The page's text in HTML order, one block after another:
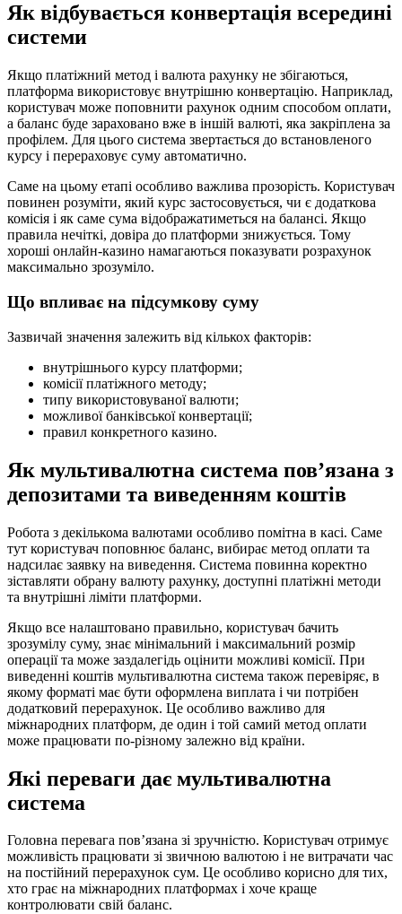
Як відбувається конвертація всередині
системи
Якщо платіжний метод і валюта рахунку не збігаються,
платформа використовує внутрішню конвертацію. Наприклад,
користувач може поповнити рахунок одним способом оплати,
а баланс буде зараховано вже в іншій валюті, яка закріплена за
профілем. Для цього система звертається до встановленого
курсу і перераховує суму автоматично.
Саме на цьому етапі особливо важлива прозорість. Користувач
повинен розуміти, який курс застосовується, чи є додаткова
комісія і як саме сума відображатиметься на балансі. Якщо
правила нечіткі, довіра до платформи знижується. Тому
хороші онлайн-казино намагаються показувати розрахунок
максимально зрозуміло.
Що впливає на підсумкову суму
Зазвичай значення залежить від кількох факторів:
внутрішнього курсу платформи;
комісії платіжного методу;
типу використовуваної валюти;
можливої банківської конвертації;
правил конкретного казино.
Як мультивалютна система пов’язана з
депозитами та виведенням коштів
Робота з декількома валютами особливо помітна в касі. Саме
тут користувач поповнює баланс, вибирає метод оплати та
надсилає заявку на виведення. Система повинна коректно
зіставляти обрану валюту рахунку, доступні платіжні методи
та внутрішні ліміти платформи.
Якщо все налаштовано правильно, користувач бачить
зрозумілу суму, знає мінімальний і максимальний розмір
операції та може заздалегідь оцінити можливі комісії. При
виведенні коштів мультивалютна система також перевіряє, в
якому форматі має бути оформлена виплата і чи потрібен
додатковий перерахунок. Це особливо важливо для
міжнародних платформ, де один і той самий метод оплати
може працювати по-різному залежно від країни.
Які переваги дає мультивалютна
система
Головна перевага пов’язана зі зручністю. Користувач отримує
можливість працювати зі звичною валютою і не витрачати час
на постійний перерахунок сум. Це особливо корисно для тих,
хто грає на міжнародних платформах і хоче краще
контролювати свій баланс.